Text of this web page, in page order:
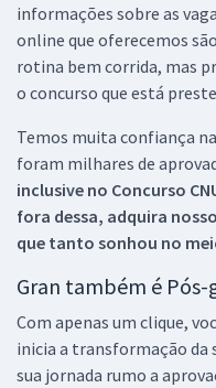
informações sobre as
online que oferecemos
rotina bem corrida, mas
o concurso que está
Temos muita confiança
foram milhares de
inclusive no Concurso
fora dessa, adquira
que tanto sonhou no
Gran também é Pós-
Com apenas um clique,
inicia a transformação da
sua jornada rumo a